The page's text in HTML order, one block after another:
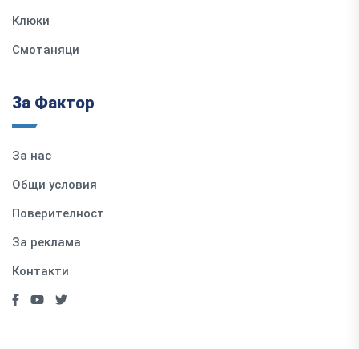
Клюки
Смотаняци
За Фактор
За нас
Общи условия
Поверителност
За реклама
Контакти